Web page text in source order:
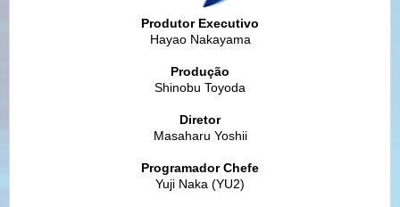
Produtor Executivo
Hayao Nakayama
Produção
Shinobu Toyoda
Diretor
Masaharu Yoshii
Programador Chefe
Yuji Naka (YU2)